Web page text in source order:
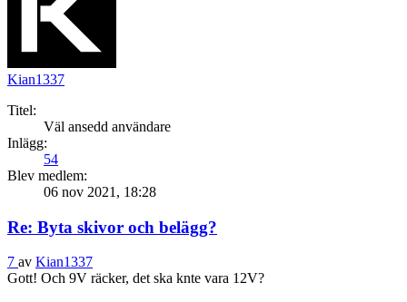
Kian1337
Titel:
Väl ansedd användare
Inlägg:
54
Blev medlem:
06 nov 2021, 18:28
Re: Byta skivor och belägg?
7 av Kian1337
Gott! Och 9V räcker, det ska knte vara 12V?